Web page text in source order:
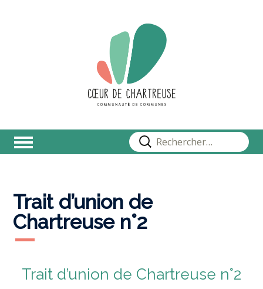
Rechercher :
Trait d’union de
Chartreuse n°2
Trait d’union de Chartreuse n°2